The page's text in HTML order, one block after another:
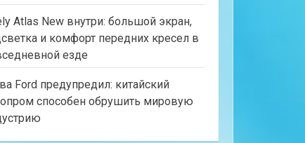
Atlas New внутри: большой экран,
и комфорт передних кресел в
езде
Ford предупредил: китайский
способен обрушить мировую